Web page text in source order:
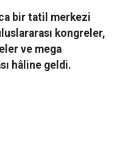
bir tatil merkezi
kongreler,
ve mega
hâline geldi.